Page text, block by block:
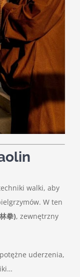
walki, aby
W ten
拳), zewnętrzny
uderzenia,